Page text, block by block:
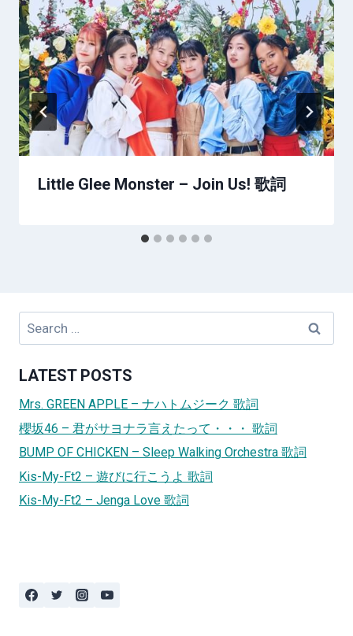
Little Glee Monster – Join Us! 歌詞
Search
LATEST POSTS
Mrs. GREEN APPLE – ナハトムジーク 歌詞
櫻坂46 – 君がサヨナラ言えたって・・・ 歌詞
BUMP OF CHICKEN – Sleep Walking Orchestra 歌詞
Kis-My-Ft2 – 遊びに行こうよ 歌詞
Kis-My-Ft2 – Jenga Love 歌詞